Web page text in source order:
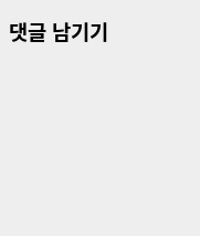
내
댓글 남기기